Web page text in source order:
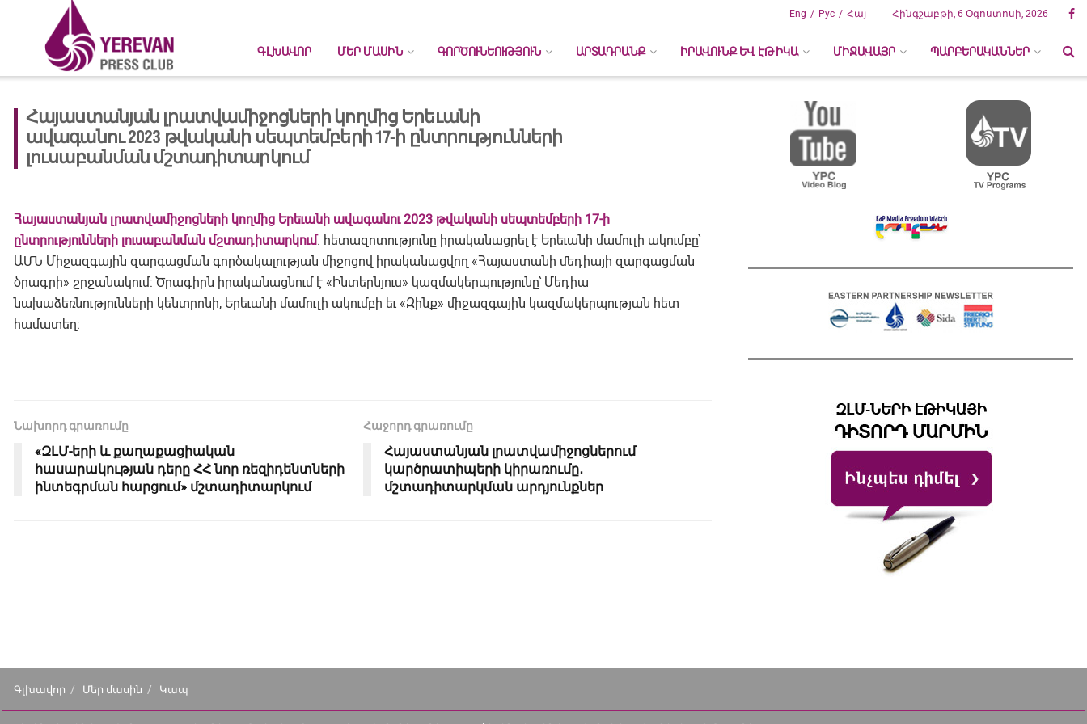
Рус Հայ
Eng Հինգշաբթի, 6 Օգոստոսի, 2026
ԳԼԽԱՎՈՐ ՄԵՐ ՄԱՍԻՆ ԳՈՐԾՈՒՆԵՈՒԹՅՈՒՆ ԱՐՏԱԴՐԱՆՔ ԻՐԱՎՈՒՆՔ ԵՎ ԷԹԻԿԱ ՄԻՋԱՎԱՅՐ ՊԱՐԲԵՐԱԿԱՆՆԵՐ
Հայաստանյան լրատվամիջոցների կողմից Երեւանի
ավագանու 2023 թվականի սեպտեմբերի 17-ի ընտրությունների
լուսաբանման մշտադիտարկում
Հայաստանյան լրատվամիջոցների կողմից Երեւանի ավագանու 2023 թվականի սեպտեմբերի 17-ի
ընտրությունների լուսաբանման մշտադիտարկում. հետազոտությունը իրականացրել է Երեւանի մամուլի ակումբը՝
ԱՄՆ Միջազգային զարգացման գործակալության միջոցով իրականացվող «Հայաստանի մեդիայի զարգացման
ծրագրի» շրջանակում: Ծրագիրն իրականացնում է «Ինտերնյուս» կազմակերպությունը՝ Մեդիա
նախաձեռնությունների կենտրոնի, Երեւանի մամուլի ակումբի եւ «Զինք» միջազգային կազմակերպության հետ
համատեղ։
Նախորդ գրառումը
«ԶԼՄ-երի և քաղաքացիական
հասարակության դերը ՀՀ նոր ռեզիդենտների
ինտեգրման հարցում» մշտադիտարկում
Հաջորդ գրառումը
Հայաստանյան լրատվամիջոցներում
կարծրատիպերի կիրառումը․
մշտադիտարկման արդյունքներ
Գլխավոր Մեր մասին Կապ